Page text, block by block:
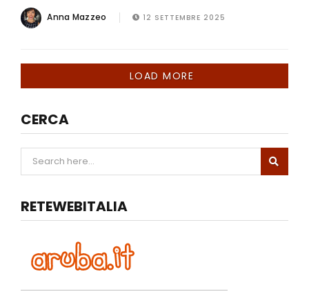
Anna Mazzeo 12 SETTEMBRE 2025
LOAD MORE
CERCA
RETEWEBITALIA